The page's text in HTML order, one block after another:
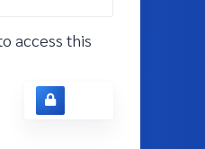
access this